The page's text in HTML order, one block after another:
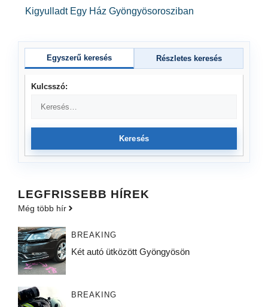
Kigyulladt Egy Ház Gyöngyösorosziban
Egyszerű keresés Részletes keresés
Kulcsszó:
Keresés
LEGFRISSEBB HÍREK
Még több hír
BREAKING
Két autó ütközött Gyöngyösön
BREAKING